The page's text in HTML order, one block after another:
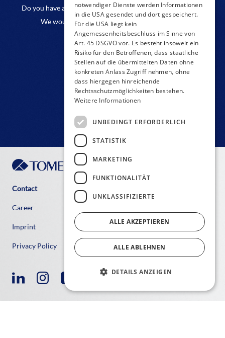
Do you have any questions or require further information?
We would be pleased if you send us an inquiry.
CONTACT FORM
Contact
Career
Imprint
Privacy Policy
notwendiger Dienste werden Informationen
in die USA gesendet und dort gespeichert.
Für die USA liegt kein
Angemessenheitsbeschluss im Sinne von
Art. 45 DSGVO vor. Es besteht insoweit ein
Risiko für den Betroffenen, dass staatliche
Stellen auf die übermittelten Daten ohne
konkreten Anlass Zugriff nehmen, ohne
dass hiergegen hinreichende
Rechtsschutzmöglichkeiten bestehen.
Weitere Informationen
UNBEDINGT ERFORDERLICH
STATISTIK
MARKETING
FUNKTIONALITÄT
UNKLASSIFIZIERTE
ALLE AKZEPTIEREN
ALLE ABLEHNEN
DETAILS ANZEIGEN